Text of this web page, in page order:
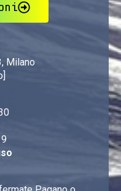
Milano